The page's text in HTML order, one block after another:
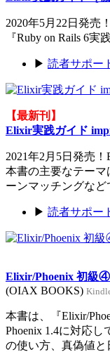
2020年5月22日発売！
『Ruby on Rails 6実
▶ 読者サポー
【最新刊】
Elixir実践ガイド
2021年2月5日発売！
本書の主要なテー
ーンマッチングなど
▶ 読者サポー
Elixir/Phoenix 初級
(OIAX BOOKS)
本書は、『Elixir/
Phoenix 1.4に対応し
の使い方、真偽値と